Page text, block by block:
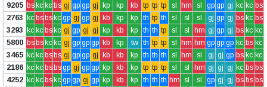
9205 bskc kc bs gj gp gp gj kp kp kb tp tp tp sl hm sl gp gp gj kc kc bs
2763 kc bsbskc gp gj gp gj kb kp kp th tp th sl sl sl gj gp gj bs kc bs
3293 kc kc bskc gj gp gj gj kp kb kp th th tp sl sl hm gj gp gj bs kc kc
5800 bsbskc kc gj gp gp gp kb kp tw th tp tp sl hm hm gp gp gp kc bs kc
3465 kc kc bsbs gj gp gp gj kb kb kp th th th sl hm sl gj gj gp bs kc kc
2186 kc kc bsbsgp gj gp gp kp kb kp tp tp tp sl sl hm gj gj gj kc bs bs
4252 kc kc bskc gp gp gj gp kp kb kp th th th hm sl sl gp gj gj bs bs bs